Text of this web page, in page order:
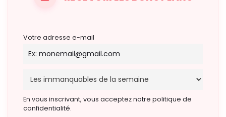
Votre adresse e-mail
En vous inscrivant, vous acceptez notre politique de
confidentialité.